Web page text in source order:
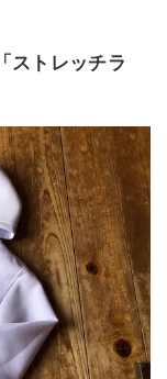
ストレッチラ